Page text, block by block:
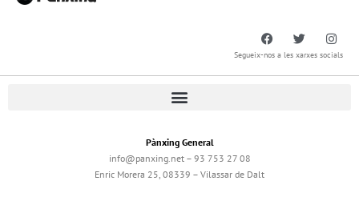
Segueix-nos a les xarxes socials
Pànxing General
info@panxing.net – 93 753 27 08
Enric Morera 25, 08339 – Vilassar de Dalt